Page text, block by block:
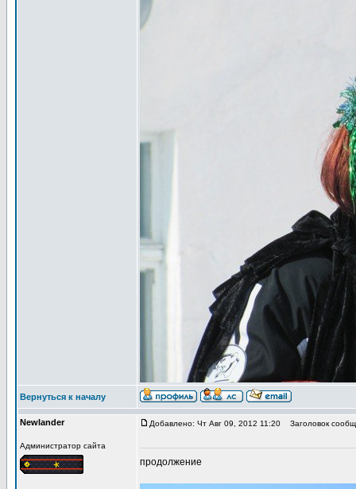
Вернуться к началу
Newlander
Администратор сайта
Добавлено: Чт Авг 09, 2012 11:20 Заголовок
продолжение